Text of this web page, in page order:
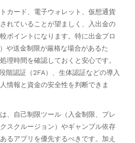
カード、電子ウォレット、仮想通貨
れていることが望ましく、入出金の
ポイントになります。特に出金プロ
や送金制限が厳格な場合があるた
理時間を確認しておくと安心です。
階認証（2FA）、生体認証などの導入
情報と資金の安全性を判断できま
、自己制限ツール（入金制限、プレ
スクルージョン）やギャンブル依存
るアプリを優先するべきです。加え